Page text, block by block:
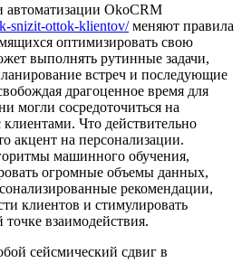
автоматизации OkoCRM
snizit-ottok-klientov/меняют правила
оптимизировать свою
выполнять рутинные задачи,
встреч и последующие
драгоценное время для
могли сосредоточиться на
Что действительно
акцент на персонализации.
машинного обучения,
огромные объемы данных,
рекомендации,
клиентов и стимулировать
взаимодействия.
сейсмический сдвиг в